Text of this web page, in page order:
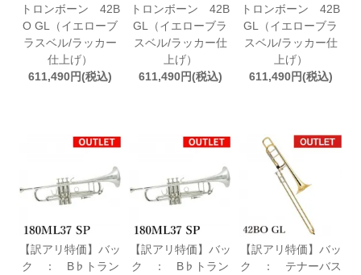
トロンボーン 42B
O GL（イエローブ
ラスベル/ラッカー
仕上げ）
611,490円(税込)
トロンボーン 42B
GL（イエローブラ
スベル/ラッカー仕
上げ）
611,490円(税込)
トロンボーン 42B
GL（イエローブラ
スベル/ラッカー仕
上げ）
611,490円(税込)
【訳アリ特価】バッ
ク ： B♭トラン
【訳アリ特価】バッ
ク ： B♭トラン
【訳アリ特価】バッ
ク ： テナーバス